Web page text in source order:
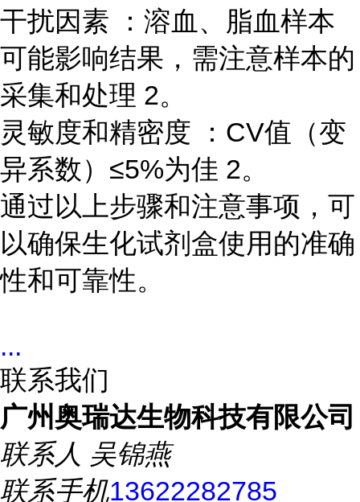
干扰因素 ：溶血、脂血样本
可能影响结果，需注意样本的
采集和处理 2。
灵敏度和精密度 ：CV值（变
异系数）≤5%为佳 2。
通过以上步骤和注意事项，可
以确保生化试剂盒使用的准确
性和可靠性。
...
联系我们
广州奥瑞达生物科技有限公司
联系人 吴锦燕
联系手机13622282785